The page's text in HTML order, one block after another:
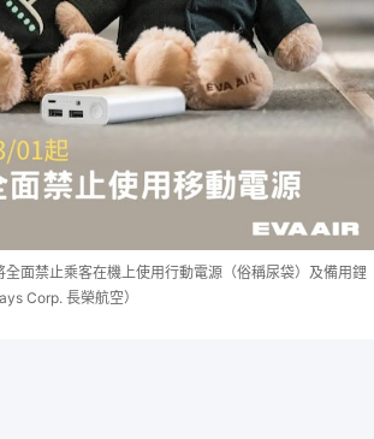
面禁止乘客在機上使用行動電源（俗稱尿袋）及備用鋰
Corp. 長榮航空）